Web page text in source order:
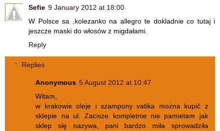
Sefie 9 January 2012 at 18:00
W Polsce sa ,kolezanko na allegro te dokladnie co tutaj i
jeszcze maski do włosów z migdałami.
Reply
Replies
Anonymous 5 August 2012 at 10:47
Witam,
w krakowie oleje i szampony vatika można kupić z
sklepie na ul. Zacisze kompletnie nie pamietam jak
sklep się nazywa, pani bardzo miła sprowadziła